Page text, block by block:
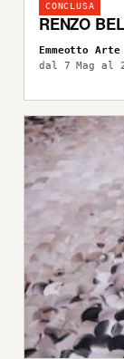
CONCLUSA
RENZO
Emmeotto Arte
dal 7 Mag al